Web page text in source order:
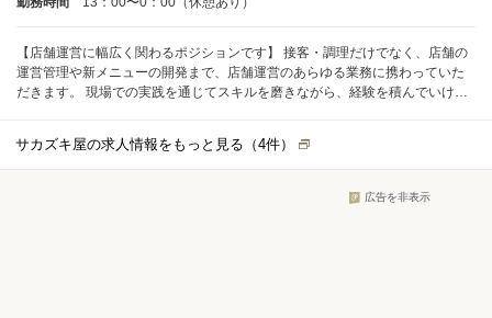
【店舗運営に幅広く関わるポジションです】 接客・調理だけでなく、店舗の
運営管理や新メニューの開発まで、店舗運営のあらゆる業務に携わっていた
だきます。 現場での実践を通じてスキルを磨きながら、経験を積んでいける
のお店を持つ道も開かれています。 まずは現場での調理・接客からスタート
し、段階的にステップアップしていきましょう。
サカズキ屋の求人情報をもっと見る（4件）
広告を非表示